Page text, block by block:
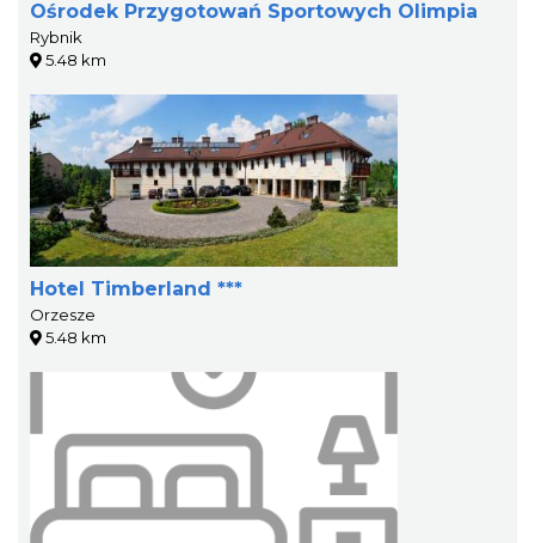
Ośrodek Przygotowań Sportowych Olimpia
Rybnik
5.48 km
Hotel Timberland ***
Orzesze
5.48 km